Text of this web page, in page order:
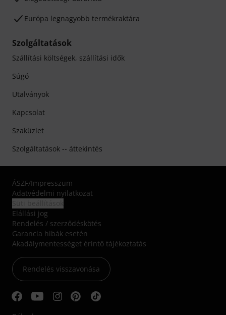
Európa legnagyobb termékraktára
Szolgáltatások
Szállítási költségek, szállítási idők
Súgó
Utalványok
Kapcsolat
Szaküzlet
Szolgáltatások -- áttekintés
ÁSZF/Impresszum
Adatvédelmi nyilatkozat
Elállási jog
Rendelés / szerződéskötés
Garancia hibák esetén
Akadálymentességet érintő tájékoztatás
Rendelés visszavonása